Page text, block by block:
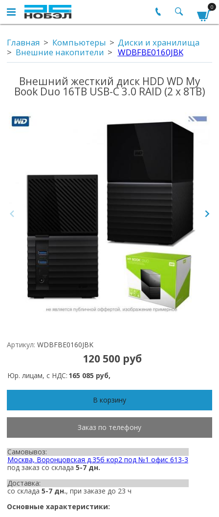
0
Главная Компьютеры
Диски и хранилища
Внешние накопители
WDBFBE0160JBK
Внешний жесткий диск HDD WD My
Book Duo 16TB USB-C 3.0 RAID (2 x 8TB)
Артикул: WDBFBE0160JBK
120 500 руб
Юр. лицам, с НДС: 165 085 руб,
В корзину
Заказ по телефону
Самовывоз:
Москва, Воронцовская д.35б кор2 под №1 офис 613-3
под заказ со склада 5-7 дн.
Доставка:
со склада 5-7 дн., при заказе до 23 ч
Основные характеристики: